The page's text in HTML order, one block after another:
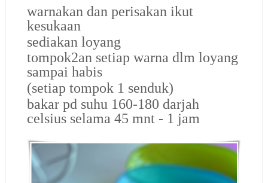
warnakan dan perisakan ikut
kesukaan
sediakan loyang
tompok2an setiap warna dlm loyang
sampai habis
(setiap tompok 1 senduk)
bakar pd suhu 160-180 darjah
celsius selama 45 mnt - 1 jam